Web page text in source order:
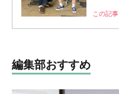
この記
編集部おすすめ